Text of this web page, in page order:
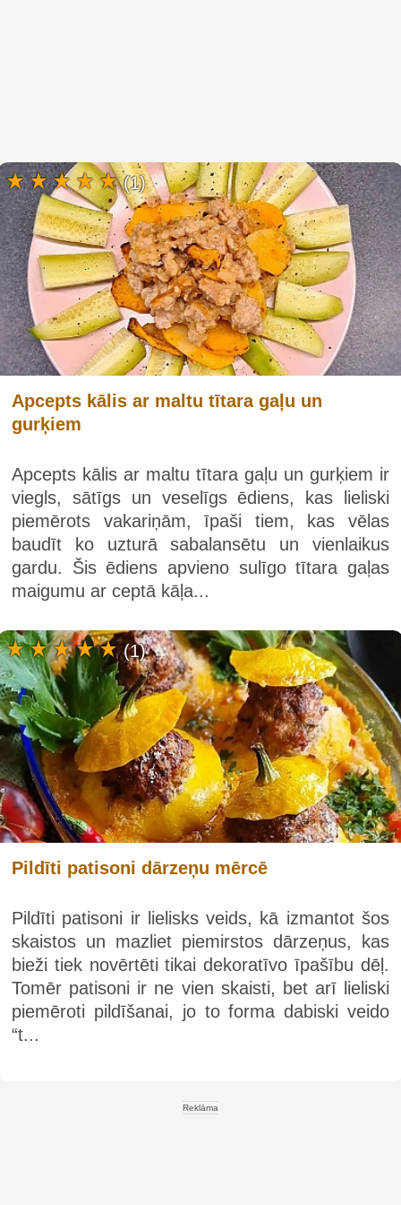
Apcepts kālis ar maltu tītara gaļu un
gurķiem
Apcepts kālis ar maltu tītara gaļu un gurķiem ir
viegls, sātīgs un veselīgs ēdiens, kas lieliski
piemērots vakariņām, īpaši tiem, kas vēlas
baudīt ko uzturā sabalansētu un vienlaikus
gardu. Šis ēdiens apvieno sulīgo tītara gaļas
maigumu ar ceptā kāļa...
(1)
Pildīti patisoni dārzeņu mērcē
Pildīti patisoni ir lielisks veids, kā izmantot šos
skaistos un mazliet piemirstos dārzeņus, kas
bieži tiek novērtēti tikai dekoratīvo īpašību dēļ.
Tomēr patisoni ir ne vien skaisti, bet arī lieliski
piemēroti pildīšanai, jo to forma dabiski veido
“t...
(1)
Reklāma